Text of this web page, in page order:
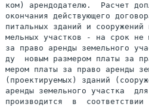
ком) арендодателю.  Расчет
окончания действующего
питальных зданий и
мельных участков - на срок
за право аренды земельного
ду  новым размером платы за
мером платы за право аренды
(проектируемых) зданий
аренды земельного участка
производится  в